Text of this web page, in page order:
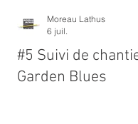
#5 Suivi de
Garden Blues
Moreau Lathus
6 juil.